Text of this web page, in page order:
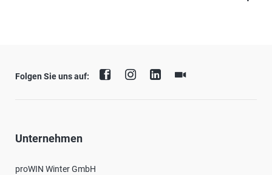
Folgen Sie uns auf:
Unternehmen
proWIN Winter GmbH